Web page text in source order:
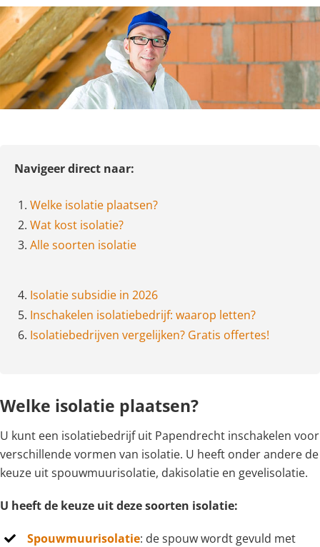
Navigeer direct naar:
1. Welke isolatie plaatsen?
2. Wat kost isolatie?
3. Alle soorten isolatie
4. Isolatie subsidie in 2026
5. Inschakelen isolatiebedrijf: waarop letten?
6. Isolatiebedrijven vergelijken? Gratis offertes!
Welke isolatie plaatsen?
U kunt een isolatiebedrijf uit Papendrecht inschakelen voor
verschillende vormen van isolatie. U heeft onder andere de
keuze uit spouwmuurisolatie, dakisolatie en gevelisolatie.
U heeft de keuze uit deze soorten isolatie:
Spouwmuurisolatie: de spouw wordt gevuld met